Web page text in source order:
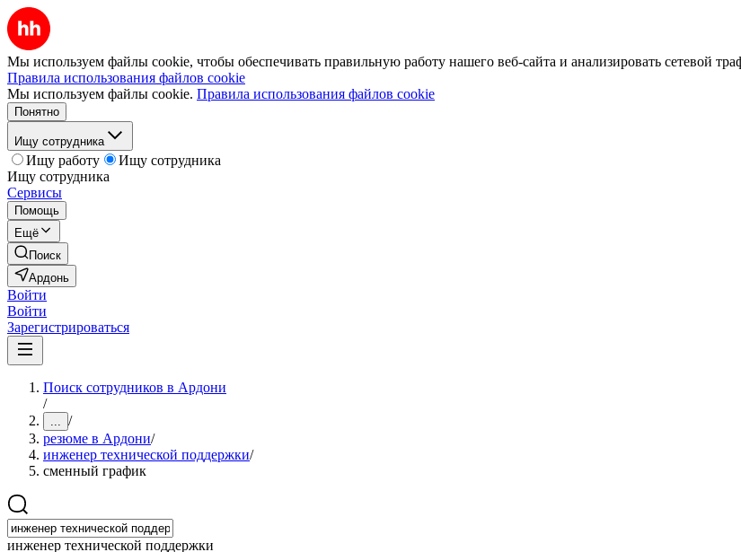
Мы используем файлы cookie, чтобы обеспечивать правильную работу нашего веб-сайта и анализировать сетевой
Правила использования файлов cookie
Мы используем файлы cookie. Правила использования файлов cookie
Понятно
Ищу сотрудника
Ищу работу
Ищу сотрудника
Ищу сотрудника
Сервисы
Помощь
Ещё
Поиск
Ардонь
Войти
Войти
Зарегистрироваться
Поиск сотрудников в Ардони
/
... /
резюме в Ардони/
инженер технической поддержки/
сменный график
инженер технической поддержки